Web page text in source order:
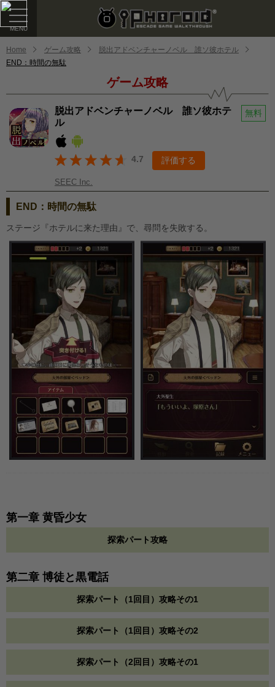
Home ゲーム攻略
脱出アドベンチャーノベル 誰ソ彼ホテル
END：時間の無駄
ゲーム攻略
脱出アドベンチャーノベル 誰ソ彼ホテ
ル
無料
4.7 評価する
SEEC Inc.
END：時間の無駄
ステージ『ホテルに来た理由』で、尋問を失敗する。
第一章 黄昏少女
探索パート攻略
第二章 博徒と黒電話
探索パート（1回目）攻略その1
探索パート（1回目）攻略その2
探索パート（2回目）攻略その1